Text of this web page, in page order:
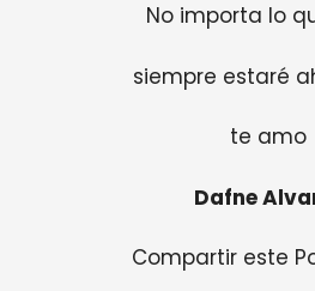
No importa lo
siempre estaré
te amo
Dafne
Compartir este